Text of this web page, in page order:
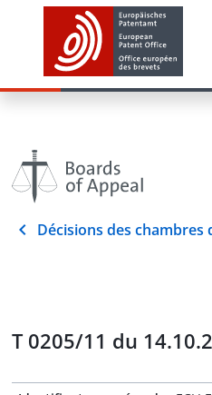
Décisions des chambres
T 0205/11 du